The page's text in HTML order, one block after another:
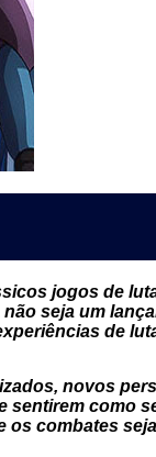
jogos de
seja um
de
novos
sentirem como
os combates